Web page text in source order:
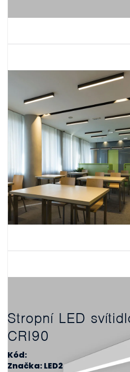
Stropní LED
CRI90
Kód:
Značka: LED2